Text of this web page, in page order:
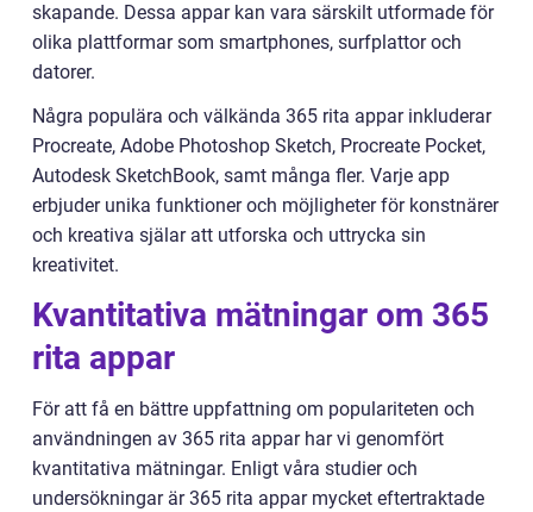
skapande. Dessa appar kan vara särskilt utformade för
olika plattformar som smartphones, surfplattor och
datorer.
Några populära och välkända 365 rita appar inkluderar
Procreate, Adobe Photoshop Sketch, Procreate Pocket,
Autodesk SketchBook, samt många fler. Varje app
erbjuder unika funktioner och möjligheter för konstnärer
och kreativa själar att utforska och uttrycka sin
kreativitet.
Kvantitativa mätningar om 365
rita appar
För att få en bättre uppfattning om populariteten och
användningen av 365 rita appar har vi genomfört
kvantitativa mätningar. Enligt våra studier och
undersökningar är 365 rita appar mycket eftertraktade